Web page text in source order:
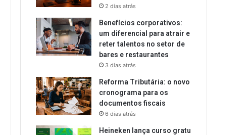
2 dias atrás
Benefícios corporativos:
um diferencial para atrair e
reter talentos no setor de
bares e restaurantes
3 dias atrás
Reforma Tributária: o novo
cronograma para os
documentos fiscais
6 dias atrás
Heineken lança curso gratu